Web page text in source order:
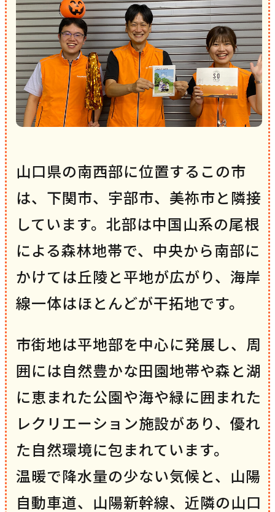
山口県の南西部に位置するこの市
は、下関市、宇部市、美祢市と隣接
しています。北部は中国山系の尾根
による森林地帯で、中央から南部に
かけては丘陵と平地が広がり、海岸
線一体はほとんどが干拓地です。
市街地は平地部を中心に発展し、周
囲には自然豊かな田園地帯や森と湖
に恵まれた公園や海や緑に囲まれた
レクリエーション施設があり、優れ
た自然環境に包まれています。
温暖で降水量の少ない気候と、山陽
自動車道、山陽新幹線、近隣の山口